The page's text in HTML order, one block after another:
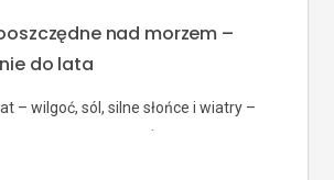
nad morzem –
do lata
– wilgoć, sól, silne słońce i wiatry –
okolicach okna energooszczędne nad